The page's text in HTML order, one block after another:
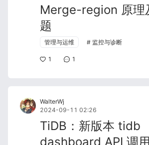
Merge-region 原理
题
管理与运维 监控与诊断
1 1
WalterWj
2024-09-11 02:26
TiDB：新版本 tidb
dashboard API 调